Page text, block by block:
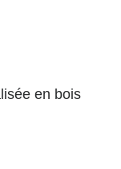
en bois